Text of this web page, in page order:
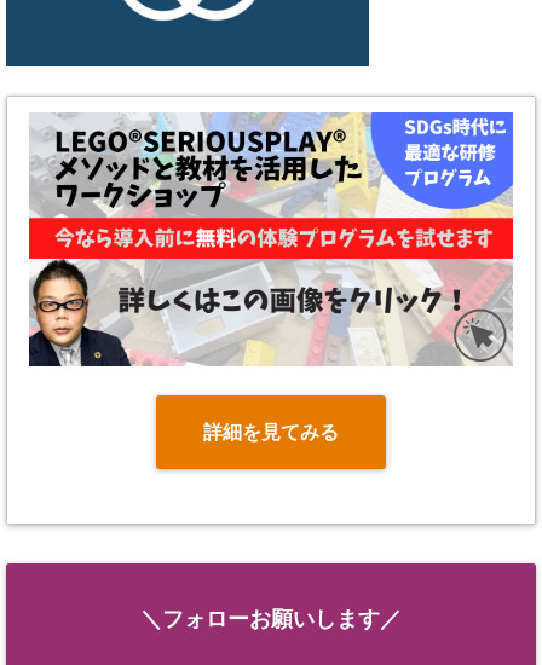
詳細を見てみる
＼フォローお願いします／